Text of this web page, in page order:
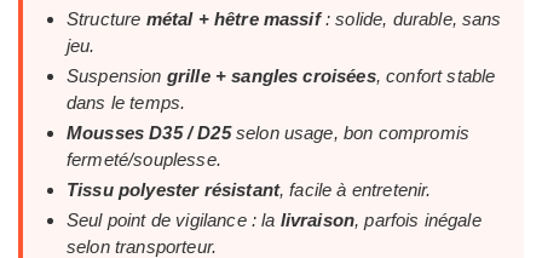
Structure métal + hêtre massif: solide, durable, sans
jeu.
Suspension grille + sangles croisées, confort stable
dans le temps.
Mousses D35 / D25selon usage, bon compromis
fermeté/souplesse.
Tissu polyester résistant, facile à entretenir.
Seul point de vigilance : la livraison, parfois inégale
selon transporteur.